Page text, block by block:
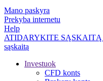
Mano paskyra
Prekyba internetu
Help
ATIDARYKITE SĄSKAITĄ
sąskaitą
Investuok
CFD konts